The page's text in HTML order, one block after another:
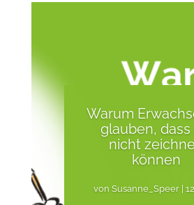
Warum
glauben, dass
nicht
können
vonSusanne_Speer |